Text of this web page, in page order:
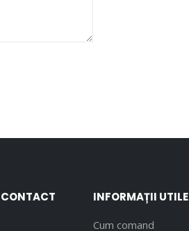
INFORMAȚII UTILE
Cum comand